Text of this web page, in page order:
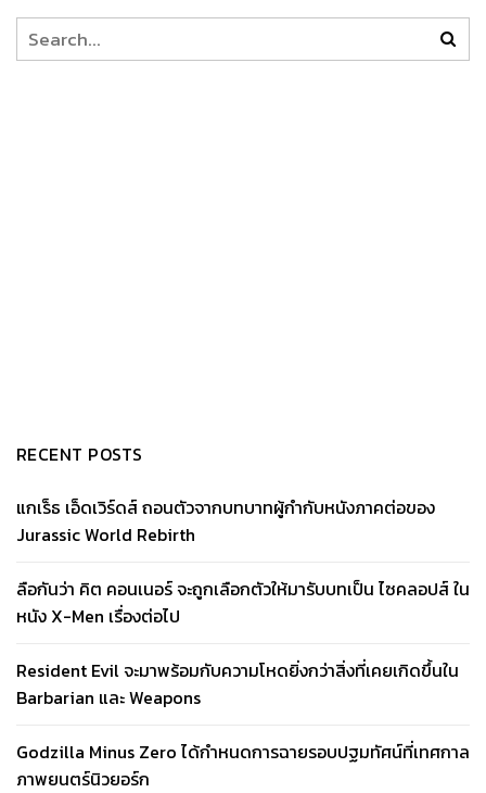
RECENT POSTS
แกเร็ธ เอ็ดเวิร์ดส์ ถอนตัวจากบทบาทผู้กำกับหนังภาคต่อของ
Jurassic World Rebirth
ลือกันว่า คิต คอนเนอร์ จะถูกเลือกตัวให้มารับบทเป็น ไซคลอปส์ ใน
หนัง X-Men เรื่องต่อไป
Resident Evil จะมาพร้อมกับความโหดยิ่งกว่าสิ่งที่เคยเกิดขึ้นใน
Barbarian และ Weapons
Godzilla Minus Zero ได้กำหนดการฉายรอบปฐมทัศน์ที่เทศกาล
ภาพยนตร์นิวยอร์ก